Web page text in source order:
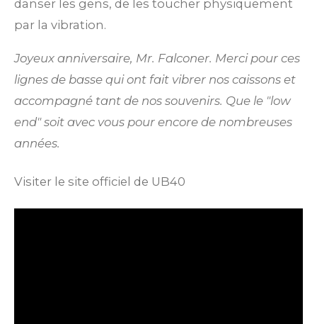
danser les gens, de les toucher physiquement
par la vibration.
Joyeux anniversaire, Mr. Falconer. Merci pour ces
lignes de basse qui ont fait vibrer nos caissons et
accompagné tant de nos souvenirs. Que le "low
end" soit avec vous pour encore de nombreuses
années.
Visiter le site officiel de UB40